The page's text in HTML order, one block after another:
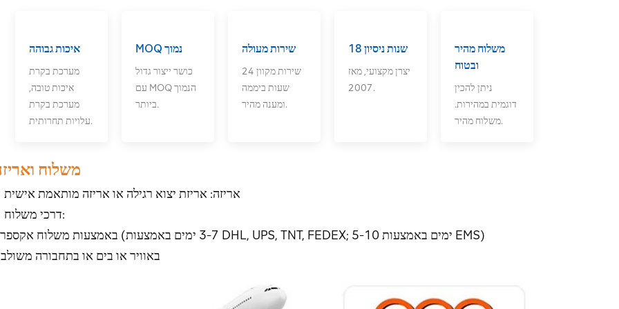
איכות גבוהה
מערכת בקרת
איכות טובה,
מערכת בקרת
עלויות תחרותית.
MOQ נמוך
כושר ייצור גדול
עם MOQ הנמוך
ביותר.
שירות מעולה
שירות מקוון 24
שעות ביממה
ומענה מהיר.
18 שנות ניסיון
יצרן מקצועי, מאז
2007.
משלוח מהיר
ובטוח
ניתן להכין
דוגמית במהירות.
משלוח מהיר.
משלוח
אריזה: אריזת יצוא רגילה או אריזה מותאמת אישית
דרכי משלוח:
באמצעות משלוח אקספרס (3-7 ימים באמצעות DHL, UPS, TNT, FEDEX; 5-10 ימים באמצעות EMS)
באוויר או בים או בתחבורה